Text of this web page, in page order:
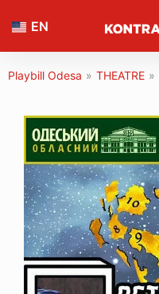
EN
Playbill Odesa » THEATRE »